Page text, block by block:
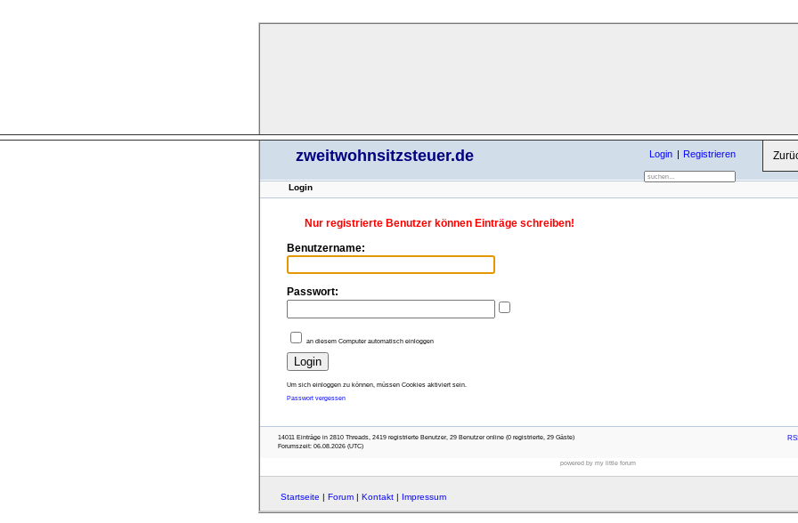
zweitwohnsitzsteuer.de Login Registrieren
Login
Nur registrierte Benutzer können Einträge schreiben!
Benutzername:
Passwort:
an diesem Computer automatisch einloggen
Um sich einloggen zu können, müssen Cookies aktiviert sein.
Passwort vergessen
14011 Einträge in 2810 Threads, 2419 registrierte Benutzer, 29 Benutzer online (0 registrierte, 29 Gäste)
Forumszeit: 06.08.2026 (UTC)
powered by my little forum
Startseite | Forum| Kontakt| Impressum